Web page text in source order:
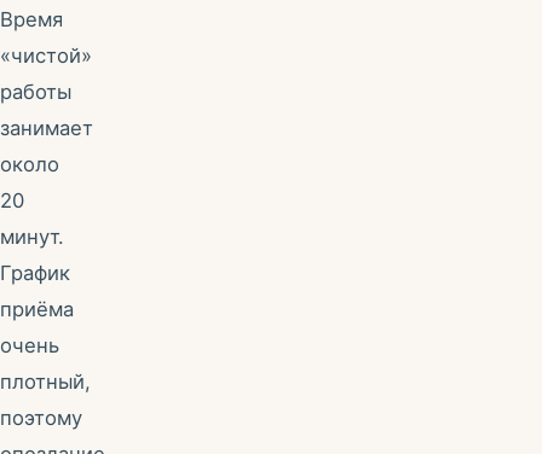
Время
«чистой»
работы
занимает
около
20
минут.
График
приёма
очень
плотный,
поэтому